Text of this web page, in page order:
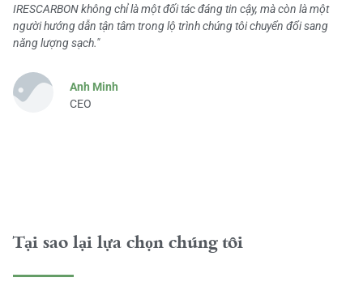
IRESCARBON không chỉ là một đối tác đáng tin cậy, mà còn là một
người hướng dẫn tận tâm trong lộ trình chúng tôi chuyển đổi sang
năng lượng sạch."
Anh Minh
CEO
Tại sao lại lựa chọn chúng tôi